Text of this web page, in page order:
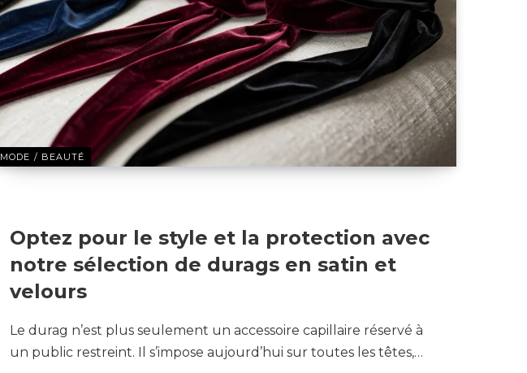
MODE / BEAUTÉ
Optez pour le style et la protection avec
notre sélection de durags en satin et
velours
Le durag n’est plus seulement un accessoire capillaire réservé à
un public restreint. Il s’impose aujourd’hui sur toutes les têtes,…